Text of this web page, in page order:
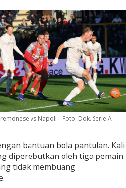
vs Napoli – Foto: Dok. Serie A
bantuan bola pantulan. Kali
diperebutkan oleh tiga pemain
tidak membuang